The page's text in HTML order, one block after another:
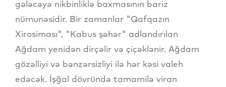
gələcəyə nikbinliklə baxmasının bariz
nümunəsidir. Bir zamanlar "Qafqazın
Xirosiması", "Kabus şəhər" adlandırılan
Ağdam yenidən dirçəlir və çiçəklənir. Ağdam
gözəlliyi və bənzərsizliyi ilə hər kəsi valeh
edəcək. İşğal dövründə tamamilə viran